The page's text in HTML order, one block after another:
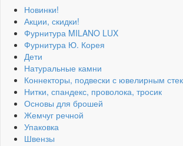
Новинки!
Акции, скидки!
Фурнитура MILANO LUX
Фурнитура Ю. Корея
Дети
Натуральные камни
Коннекторы, подвески с ювелирным
Нитки, спандекс, проволока, тросик
Основы для брошей
Жемчуг речной
Упаковка
Швензы